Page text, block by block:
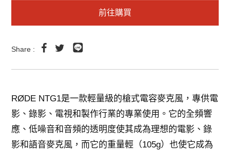
前往購買
Share :
RØDE NTG1是一款輕量級的槍式電容麥克風，專供電
影、錄影、電視和製作行業的專業使用。它的全頻響
應、低噪音和音頻的透明度使其成為理想的電影、錄
影和語音麥克風，而它的重量輕（105g）也使它成為